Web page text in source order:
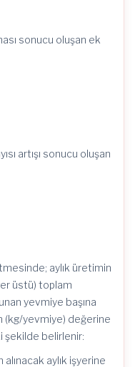
sonucu oluşan ek
artışı sonucu oluşan
aylık üretimin
üstü) toplam
yevmiye başına
(kg/yevmiye) değerine
şekilde belirlenir:
alınacak aylık işyerine